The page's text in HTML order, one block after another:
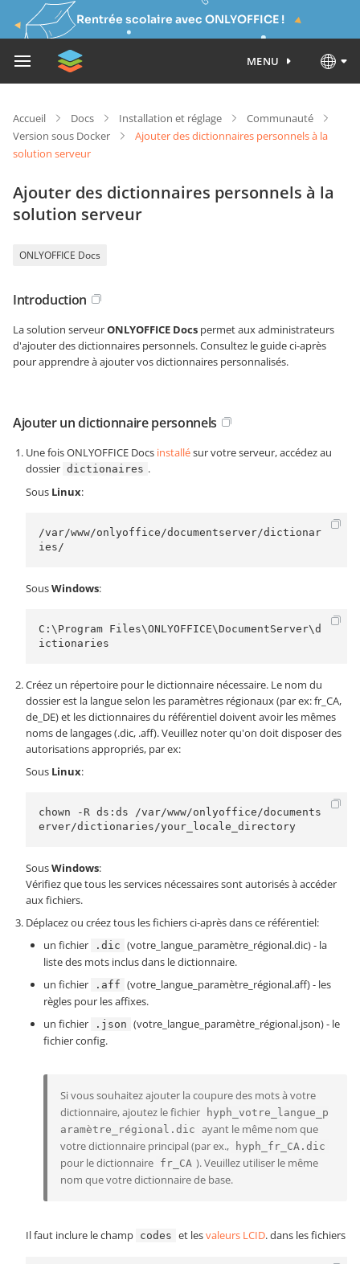
Rentrée scolaire avec ONLYOFFICE !
MENU
Accueil Docs Installation et réglage
Communauté
Version sous Docker
Ajouter des dictionnaires personnels à la
solution serveur
Ajouter des dictionnaires personnels à la
solution serveur
ONLYOFFICE Docs
Introduction
La solution serveurONLYOFFICE Docs permet aux administrateurs
d'ajouter des dictionnaires personnels. Consultez le guide ci-après
pour apprendre à ajouter vos dictionnaires personnalisés.
Ajouter un dictionnaire personnels
Une fois ONLYOFFICE Docs installésur votre serveur, accédez au
dossier dictionaires .
Sous Linux:
/var/www/onlyoffice/documentserver/dictionar
ies/
SousWindows:
C:\Program Files\ONLYOFFICE\DocumentServer\d
ictionaries
Créez un répertoire pour le dictionnaire nécessaire. Le nom du
dossier est la langue selon les paramètres régionaux (par ex: fr_CA,
de_DE) et les dictionnaires du référentiel doivent avoir les mêmes
noms de langages (.dic, .aff). Veuillez noter qu'on doit disposer des
autorisations appropriés, par ex:
Sous Linux:
chown -R ds:ds /var/www/onlyoffice/documents
erver/dictionaries/your_locale_directory
SousWindows:
Vérifiez que tous les services nécessaires sont autorisés à accéder
aux fichiers.
Déplacez ou créez tous les fichiers ci-après dans ce référentiel:
un fichier
.dic (votre_langue_paramètre_régional.dic) - la
liste des mots inclus dans le dictionnaire.
un fichier
.aff (votre_langue_paramètre_régional.aff) - les
règles pour les affixes.
un fichier
.json (votre_langue_paramètre_régional.json) - le
fichier config.
Si vous souhaitez ajouter la coupure des mots à votre
dictionnaire, ajoutez le fichier
hyph_votre_langue_p
aramètre_régional.dic ayant le même nom que
votre dictionnaire principal (par ex.,
hyph_fr_CA.dic
pour le dictionnaire fr_CA ). Veuillez utiliser le même
nom que votre dictionnaire de base.
Il faut inclure le champ codes et lesvaleurs LCID. dans les fichiers